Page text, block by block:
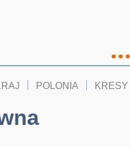
KRESY
POLONIA